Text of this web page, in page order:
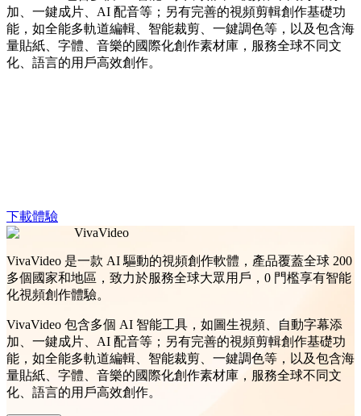
加、一鍵成片、AI 配音等；另有完善的視頻剪輯創作基礎功
能，如全能多軌道編輯、智能裁剪、一鍵調色等，以及包含海
量貼紙、字體、音樂的國際化創作素材庫，服務全球不同文
化、語言的用戶高效創作。
下載體驗
VivaVideo
VivaVideo 是一款 AI 驅動的視頻創作軟體，產品覆蓋全球 200
多個國家和地區，致力於服務全球大眾用戶，0 門檻享有智能
化視頻創作體驗。
VivaVideo 包含多個 AI 智能工具，如圖生視頻、自動字幕添
加、一鍵成片、AI 配音等；另有完善的視頻剪輯創作基礎功
能，如全能多軌道編輯、智能裁剪、一鍵調色等，以及包含海
量貼紙、字體、音樂的國際化創作素材庫，服務全球不同文
化、語言的用戶高效創作。